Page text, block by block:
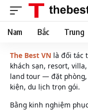
Nam Bắc Trung
The Best VN là đối tác
khách sạn, resort,
land tour — đặt
kiện, du lịch trọn gói.
Bằng kinh nghiệm